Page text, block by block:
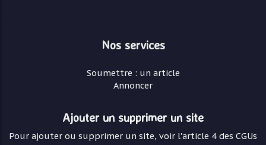
Nos services
Soumettre : un article
Annoncer
Ajouter un supprimer un site
Pour ajouter ou supprimer un site, voir l'article 4 des CGUs